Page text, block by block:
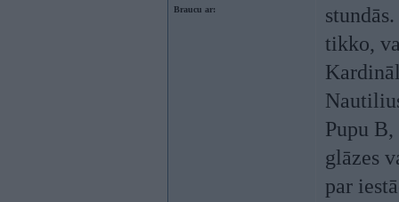
Braucu ar:
tikko,
Pupu
glāzes
par